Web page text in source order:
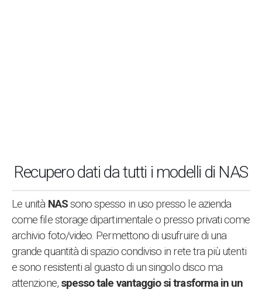
Recupero dati da tutti i modelli di NAS
Le unità NASsono spesso in uso presso le azienda
come file storage dipartimentale o presso privati come
archivio foto/video. Permettono di usufruire di una
grande quantità di spazio condiviso in rete tra più utenti
e sono resistenti al guasto di un singolo disco ma
attenzione, spesso tale vantaggio si trasforma in un